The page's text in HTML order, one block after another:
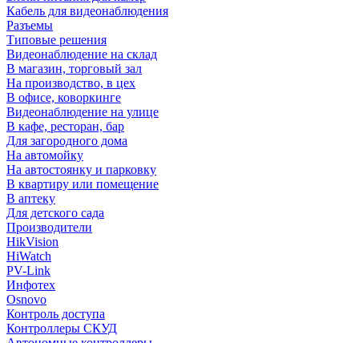
Кабель для видеонаблюдения
Разъемы
Типовые решения
Видеонаблюдение на склад
В магазин, торговый зал
На производство, в цех
В офисе, коворкинге
Видеонаблюдение на улице
В кафе, ресторан, бар
Для загородного дома
На автомойку
На автостоянку и парковку
В квартиру или помещение
В аптеку
Для детского сада
Производители
HikVision
HiWatch
PV-Link
Инфотех
Osnovo
Контроль доступа
Контроллеры СКУД